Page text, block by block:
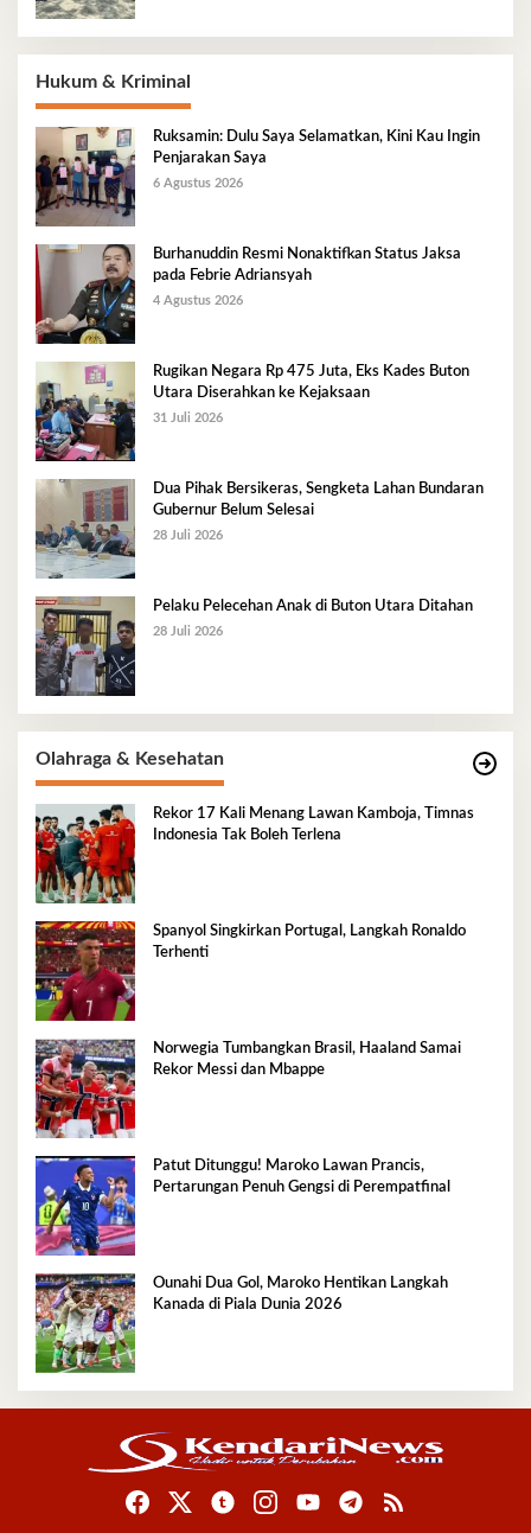
Hukum & Kriminal
Ruksamin: Dulu Saya Selamatkan, Kini Kau Ingin
Penjarakan Saya
6 Agustus 2026
Burhanuddin Resmi Nonaktifkan Status Jaksa
pada Febrie Adriansyah
4 Agustus 2026
Rugikan Negara Rp 475 Juta, Eks Kades Buton
Utara Diserahkan ke Kejaksaan
31 Juli 2026
Dua Pihak Bersikeras, Sengketa Lahan Bundaran
Gubernur Belum Selesai
28 Juli 2026
Pelaku Pelecehan Anak di Buton Utara Ditahan
28 Juli 2026
Olahraga & Kesehatan
Rekor 17 Kali Menang Lawan Kamboja, Timnas
Indonesia Tak Boleh Terlena
Spanyol Singkirkan Portugal, Langkah Ronaldo
Terhenti
Norwegia Tumbangkan Brasil, Haaland Samai
Rekor Messi dan Mbappe
Patut Ditunggu! Maroko Lawan Prancis,
Pertarungan Penuh Gengsi di Perempatfinal
Ounahi Dua Gol, Maroko Hentikan Langkah
Kanada di Piala Dunia 2026